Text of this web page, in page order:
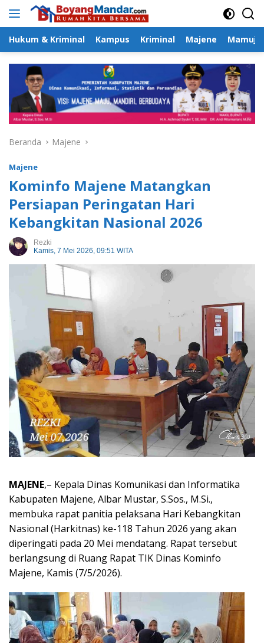
Langsung
Hukum & Kriminal Kampus Kriminal Majene Mamuju
Beranda Majene
Majene
Kominfo Majene Matangkan
Persiapan Peringatan Hari
Kebangkitan Nasional 2026
Rezki
Kamis, 7 Mei 2026, 09:51 WITA
MAJENE,– Kepala Dinas Komunikasi dan Informatika
Kabupaten Majene, Albar Mustar, S.Sos., M.Si.,
membuka rapat panitia pelaksana Hari Kebangkitan
Nasional (Harkitnas) ke-118 Tahun 2026 yang akan
diperingati pada 20 Mei mendatang. Rapat tersebut
berlangsung di Ruang Rapat TIK Dinas Kominfo
Majene, Kamis (7/5/2026).